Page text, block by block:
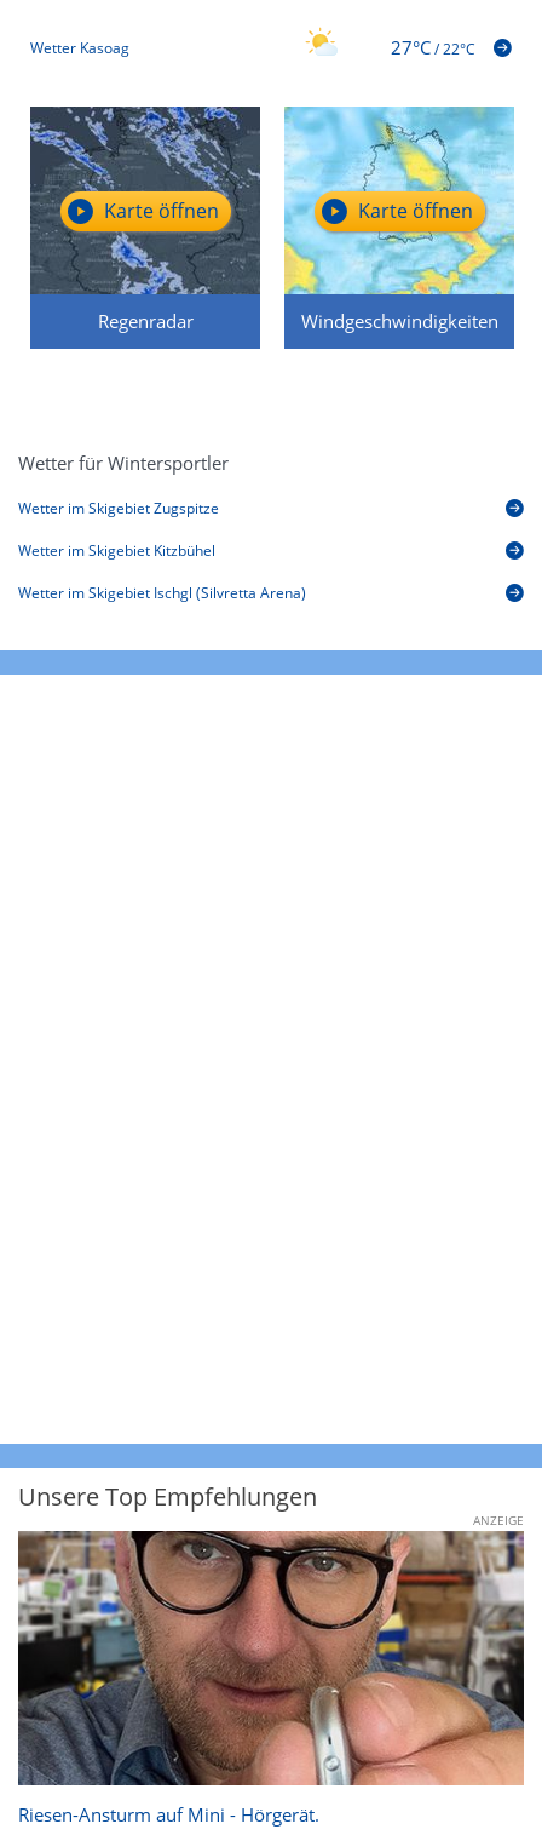
Wetter Kasoag 27°C/22°C
Regenradar
Karte öffnen
Windgeschwindigkeiten
Karte öffnen
Wetter für Wintersportler
Wetter im Skigebiet Zugspitze
Wetter im Skigebiet Kitzbühel
Wetter im Skigebiet Ischgl (Silvretta Arena)
Unsere Top Empfehlungen
ANZEIGE
Riesen-Ansturm auf Mini - Hörgerät.